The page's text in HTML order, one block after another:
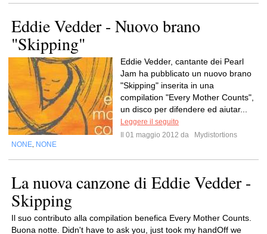
Eddie Vedder - Nuovo brano
"Skipping"
Eddie Vedder, cantante dei Pearl
Jam ha pubblicato un nuovo brano
"Skipping" inserita in una
compilation "Every Mother Counts",
un disco per difendere ed aiutar...
Leggere il seguito
Il 01 maggio 2012 da
Mydistortions
NONE NONE
La nuova canzone di Eddie Vedder -
Skipping
Il suo contributo alla compilation benefica Every Mother Counts.
Buona notte. Didn't have to ask you, just took my handOff we